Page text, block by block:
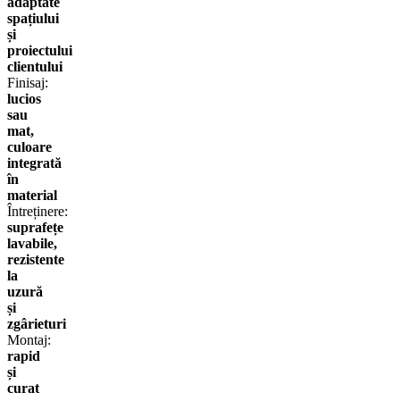
spațiului
și
proiectului
clientului
Finisaj:
lucios
sau
mat,
culoare
integrată
în
material
Întreținere:
suprafețe
lavabile,
rezistente
la
uzură
și
zgârieturi
Montaj:
rapid
și
curat